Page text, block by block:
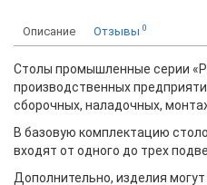
Описание Отзывы 0
Столы промышленные серии
производственных
сборочных, наладочных,
В базовую комплектацию
входят от одного до трех
Дополнительно, изделия